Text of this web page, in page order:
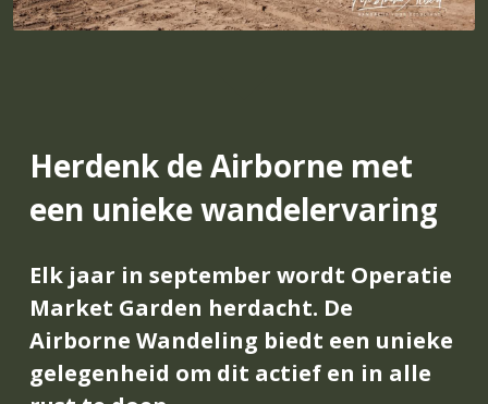
Herdenk de Airborne met
een unieke wandelervaring
Elk jaar in september wordt Operatie
Market Garden herdacht. De
Airborne Wandeling biedt een unieke
gelegenheid om dit actief en in alle